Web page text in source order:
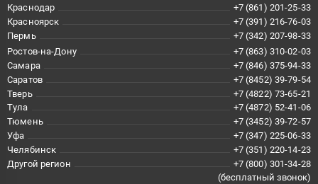
Краснодар
+7 (861) 201-25-33
Красноярск
+7 (391) 216-76-03
Пермь
+7 (342) 207-98-33
Ростов-на-Дону
+7 (863) 310-02-03
Самара
+7 (846) 375-94-33
Саратов
+7 (8452) 39-79-54
Тверь
+7 (4822) 73-65-21
Тула
+7 (4872) 52-41-06
Тюмень
+7 (3452) 39-72-57
Уфа
+7 (347) 225-06-33
Челябинск
+7 (351) 220-14-23
Другой регион
+7 (800) 301-34-28
(бесплатный звонок)